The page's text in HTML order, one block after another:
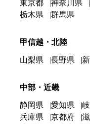
東京都 神奈川県
栃木県
群馬県
甲信越・北陸
山梨県 長野県
中部・近畿
静岡県 愛知県
兵庫県
京都府